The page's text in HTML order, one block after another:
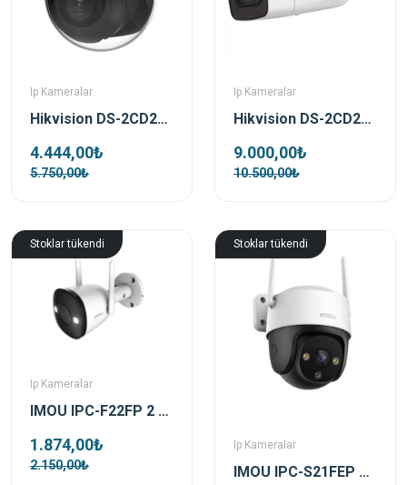
Ip Kameralar
Hikvision DS-2CD2163G2-IU 6 MP AcuSense IR IP Dome Güvenlik Kamerası
4.444,00₺
5.750,00₺
Ip Kameralar
Hikvision DS-2CD2666G2-IZS 6 MP 2.8-12mm AcuSense Motorize IP Bullet Güvenlik Kamerası
9.000,00₺
10.500,00₺
Stoklar tükendi
Ip Kameralar
IMOU IPC-F22FP 2 MP 3.6 mm Dış Ortam Bullet Kamera
1.874,00₺
2.150,00₺
Stoklar tükendi
Ip Kameralar
IMOU IPC-S21FEP 2 MP 3.6 MM PT Ip Kamera(Cruiser SE+ )